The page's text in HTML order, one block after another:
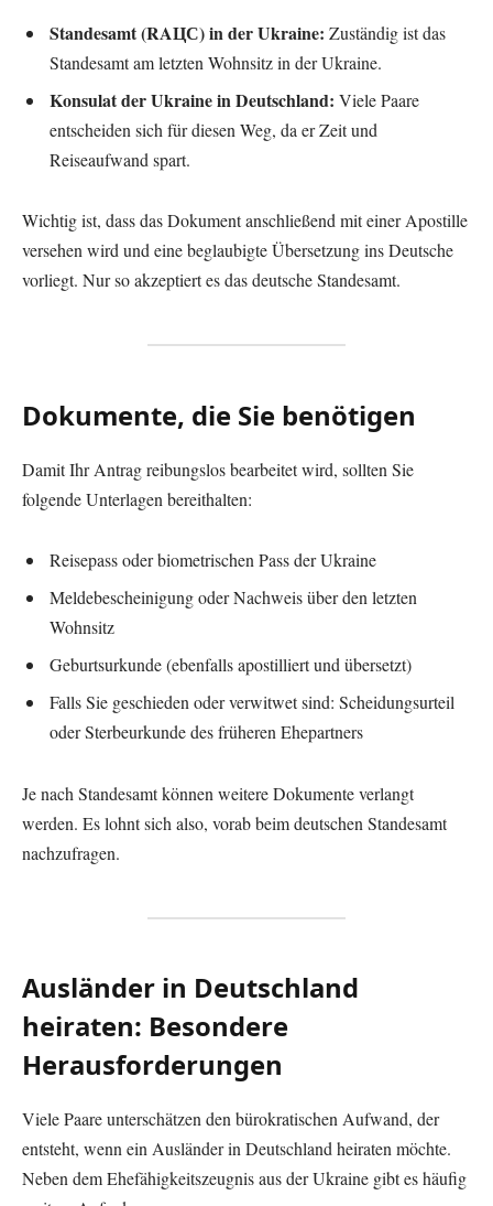
Standesamt (RAЦС) in der Ukraine: Zuständig ist das
Standesamt am letzten Wohnsitz in der Ukraine.
Konsulat der Ukraine in Deutschland: Viele Paare
entscheiden sich für diesen Weg, da er Zeit und
Reiseaufwand spart.
Wichtig ist, dass das Dokument anschließend mit einer Apostille
versehen wird und eine beglaubigte Übersetzung ins Deutsche
vorliegt. Nur so akzeptiert es das deutsche Standesamt.
Dokumente, die Sie benötigen
Damit Ihr Antrag reibungslos bearbeitet wird, sollten Sie
folgende Unterlagen bereithalten:
Reisepass oder biometrischen Pass der Ukraine
Meldebescheinigung oder Nachweis über den letzten
Wohnsitz
Geburtsurkunde (ebenfalls apostilliert und übersetzt)
Falls Sie geschieden oder verwitwet sind: Scheidungsurteil
oder Sterbeurkunde des früheren Ehepartners
Je nach Standesamt können weitere Dokumente verlangt
werden. Es lohnt sich also, vorab beim deutschen Standesamt
nachzufragen.
Ausländer in Deutschland
heiraten: Besondere
Herausforderungen
Viele Paare unterschätzen den bürokratischen Aufwand, der
entsteht, wenn ein Ausländer in Deutschland heiraten möchte.
Neben dem Ehefähigkeitszeugnis aus der Ukraine gibt es häufig